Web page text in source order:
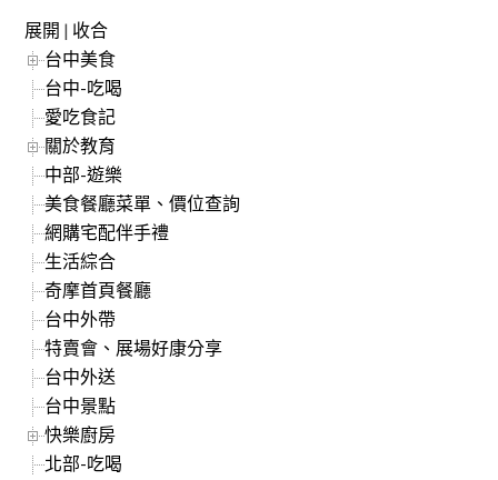
展開 | 收合
台中美食
台中-吃喝
愛吃食記
關於教育
中部-遊樂
美食餐廳菜單、價位查詢
網購宅配伴手禮
生活綜合
奇摩首頁餐廳
台中外帶
特賣會、展場好康分享
台中外送
台中景點
快樂廚房
北部-吃喝